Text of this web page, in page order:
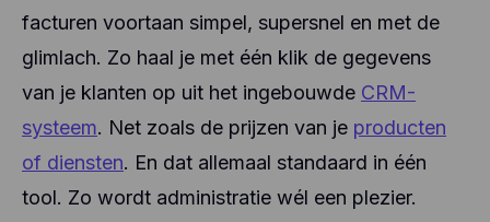
facturen voortaan simpel, supersnel en met de
glimlach. Zo haal je met één klik de gegevens
van je klanten op uit het ingebouwde CRM-
systeem. Net zoals de prijzen van je producten
of diensten. En dat allemaal standaard in één
tool. Zo wordt administratie wél een plezier.